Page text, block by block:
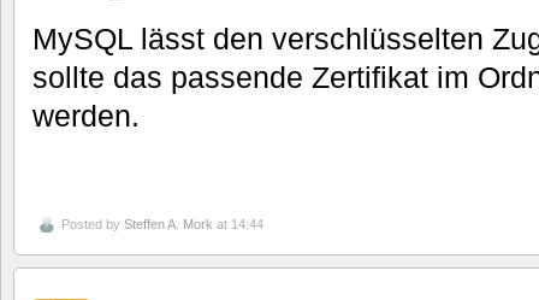
MySQL lässt den verschlüsselten
sollte das passende Zertifikat im
werden.
Posted by Steffen A. Mork at 14:44